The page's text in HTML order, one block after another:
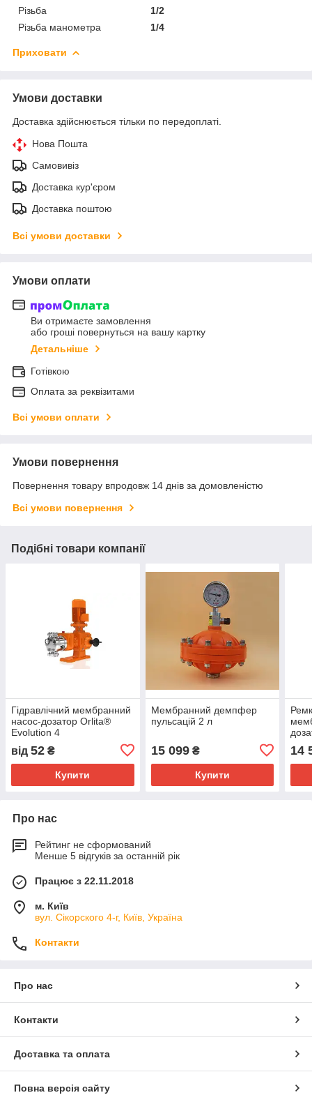
Різьба
1/2
Різьба манометра
1/4
Приховати
Умови доставки
Доставка здійснюється тільки по передоплаті.
Нова Пошта
Самовивіз
Доставка кур'єром
Доставка поштою
Всі умови доставки
Умови оплати
Ви отримаєте замовлення
або гроші повернуться на вашу картку
Детальніше
Готівкою
Оплата за реквізитами
Всі умови оплати
Умови повернення
Повернення товару впродовж 14 днів за домовленістю
Всі умови повернення
Подібні товари компанії
Гідравлічний мембранний
насос-дозатор Orlita®
Evolution 4
від 52 ₴
Купити
Мембранний демпфер
пульсацій 2 л
15 099₴
Купити
14
Про нас
Рейтинг не сформований
Менше 5 відгуків за останній рік
Працює з 22.11.2018
м. Київ
вул. Сікорского 4-г, Київ, Україна
Контакти
Про нас
Контакти
Доставка та оплата
Повна версія сайту